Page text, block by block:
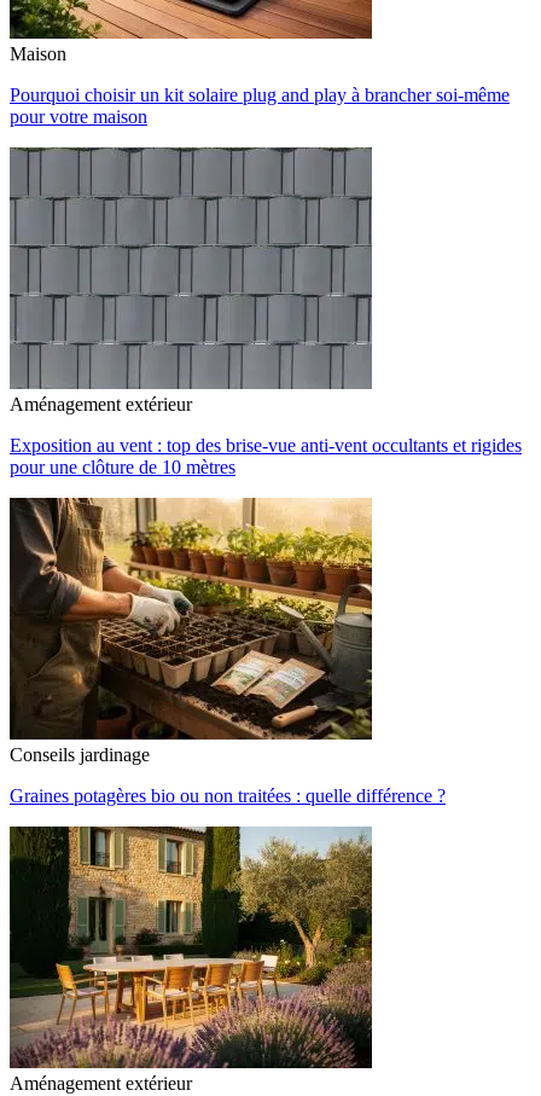
Maison
Pourquoi choisir un kit solaire plug and play à brancher soi-même
pour votre maison
Aménagement extérieur
Exposition au vent : top des brise-vue anti-vent occultants et rigides
pour une clôture de 10 mètres
Conseils jardinage
Graines potagères bio ou non traitées : quelle différence ?
Aménagement extérieur